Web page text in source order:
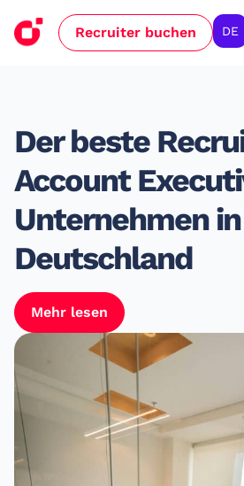
DE
Recruiter buchen
Der beste
Account
Unternehmen in
Deutschland
Mehr lesen